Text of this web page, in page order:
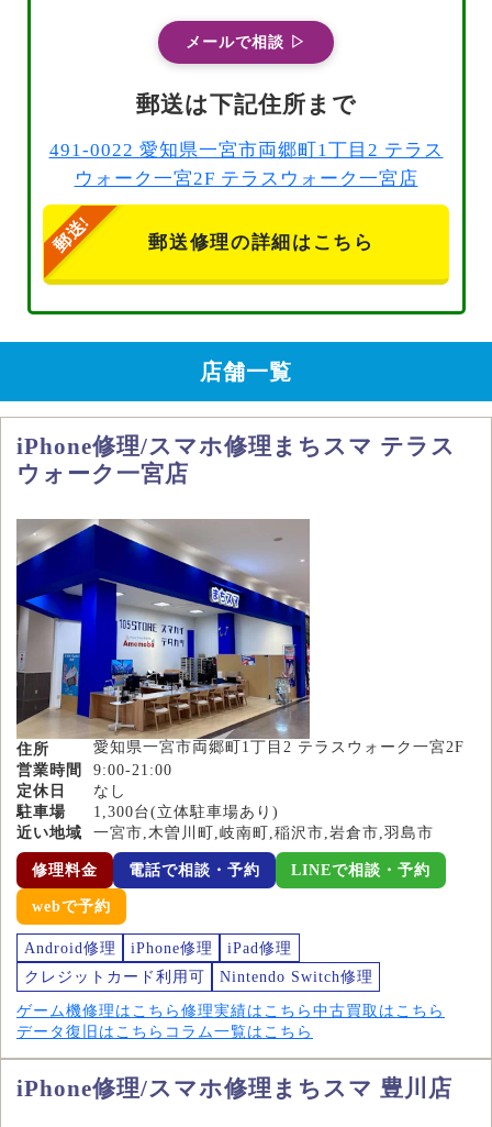
メールで相談 ▷
郵送は下記住所まで
491-0022 愛知県一宮市両郷町1丁目2 テラス
ウォーク一宮2F テラスウォーク一宮店
郵送修理の詳細はこちら
店舗一覧
iPhone修理/スマホ修理まちスマ テラス
ウォーク一宮店
住所
愛知県一宮市両郷町1丁目2 テラスウォーク一宮2F
営業時間
9:00-21:00
定休日
なし
駐車場
1,300台(立体駐車場あり)
近い地域
一宮市,木曽川町,岐南町,稲沢市,岩倉市,羽島市
修理料金 電話で相談・予約 LINEで相談・予約
webで予約
Android修理 iPhone修理
iPad修理
クレジットカード利用可
Nintendo Switch修理
ゲーム機修理はこちら 修理実績はこちら 中古買取はこちら
データ復旧はこちら コラム一覧はこちら
iPhone修理/スマホ修理まちスマ 豊川店